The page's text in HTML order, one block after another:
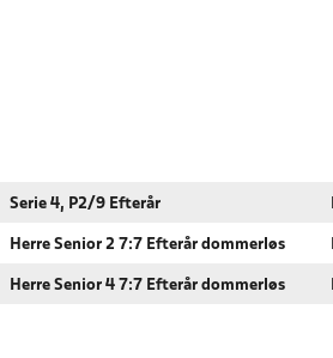
Serie 4, P2/9 Efterår
Herre Senior 2 7:7 Efterår dommerløs
Herre Senior 4 7:7 Efterår dommerløs